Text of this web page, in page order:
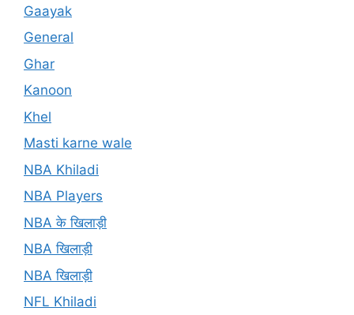
Gaayak
General
Ghar
Kanoon
Khel
Masti karne wale
NBA Khiladi
NBA Players
NBA के खिलाड़ी
NBA खिलाड़ी
NBA खिलाड़ी
NFL Khiladi